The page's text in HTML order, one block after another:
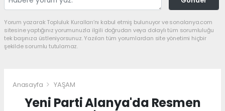
Yorum yazarak Topluluk Kuralları’nı kabul etmiş bulunuyor ve sonalanya.com
sitesine yaptığınız yorumunuzla ilgili doğrudan veya dolaylı tüm sorumluluğu
tek başınıza üstleniyorsunuz. Yazılan tüm yorumlardan site yönetimi hiçbir
şekilde sorumlu tutulamaz.
Anasayfa YAŞAM
Yeni Parti Alanya'da Resmen